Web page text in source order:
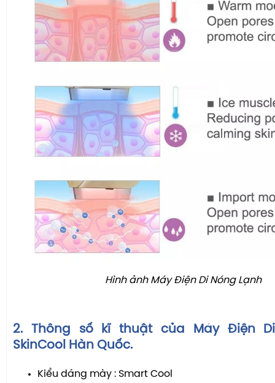
Hình ảnh Máy Điện Di Nóng Lạnh
2. Thông số kĩ thuật của Máy Điện
SkinCool Hàn Quốc.
Kiểu dáng mày : Smart Cool